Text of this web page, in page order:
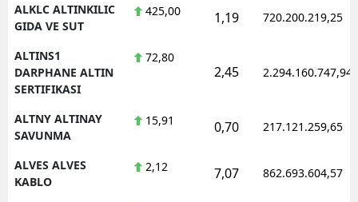
ALKLC ALTINKILIC
GIDA VE SUT
425,00 1,19 720.200.219,25
ALTINS1
DARPHANE ALTIN
SERTIFIKASI
72,80
2,45 2.294.160.747,94
ALTNY ALTINAY
SAVUNMA
15,91 0,70 217.121.259,65
ALVES ALVES
KABLO
2,12 7,07 862.693.604,57